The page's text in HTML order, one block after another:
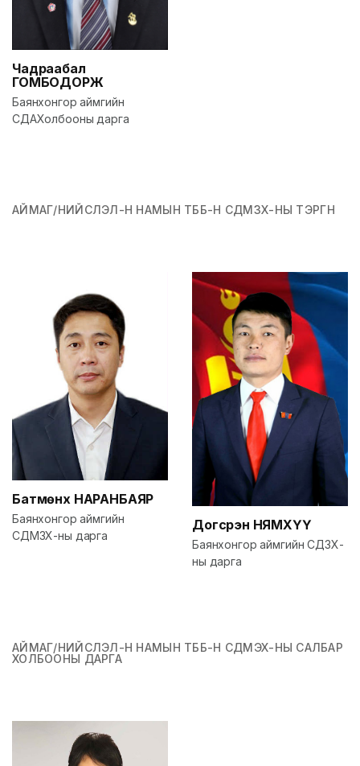
Чадраабал
ГОМБОДОРЖ
Баянхонгор аймгийн
СДАХолбооны дарга
АЙМАГ/НИЙСЛЭЛ-Н НАМЫН ТББ-Н СДМЗХ-НЫ ТЭРГҮҮН
Батмөнх НАРАНБАЯР
Баянхонгор аймгийн
СДМЗХ-ны дарга
Догсүрэн НЯМХҮҮ
Баянхонгор аймгийн СДЗХ-
ны дарга
АЙМАГ/НИЙСЛЭЛ-Н НАМЫН ТББ-Н СДМЭХ-НЫ САЛБАР
ХОЛБООНЫ ДАРГА